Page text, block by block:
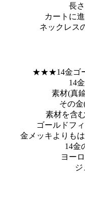
長
カートに
ネックレス
★★★14金ゴ
14
素材(真
その
素材を含
ゴールドフ
金メッキよりも
14金
ヨー